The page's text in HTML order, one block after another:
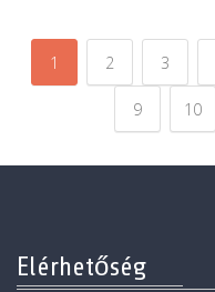
1 2 3
9 10
Elérhetőség